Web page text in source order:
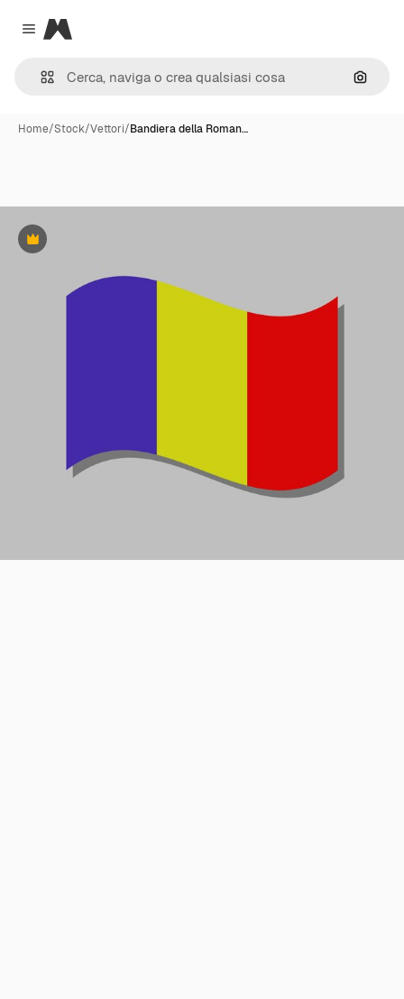
Close menu
Magnific
Cerca
Home/Stock/Vettori/Bandiera della Roman…
Premium